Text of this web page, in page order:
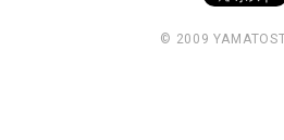
© 2009